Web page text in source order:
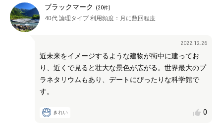
ブラックマーク (20件)
40代 論理タイプ利用頻度： 月に数回程度
2022.12.26
近未来をイメージするような建物が街中に建ってお
り、近くで見ると壮大な景色が広がる。世界最大のプ
ラネタリウムもあり、デートにぴったりな科学館で
す。
きれい 0